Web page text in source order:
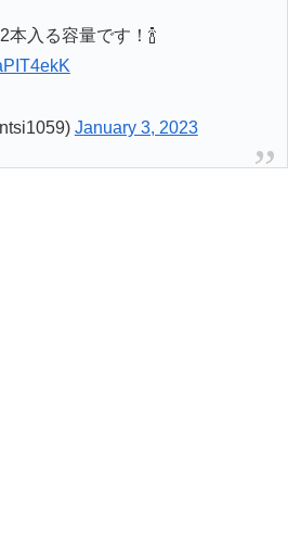
本入る容量です！🍾
January 3, 2023